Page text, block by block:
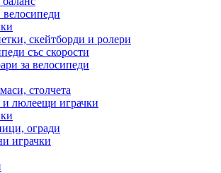
велосипеди
скейтборди и ролери
със скорости
за велосипеди
столчета
люлеещи играчки
огради
играчки